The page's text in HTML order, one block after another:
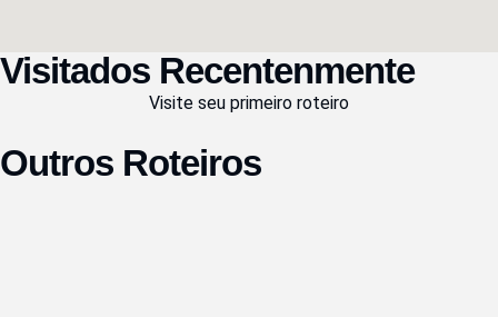
Visitados Recentenmente
Visite seu primeiro roteiro
Outros Roteiros